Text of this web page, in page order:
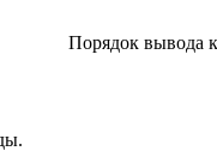
Порядок вывода